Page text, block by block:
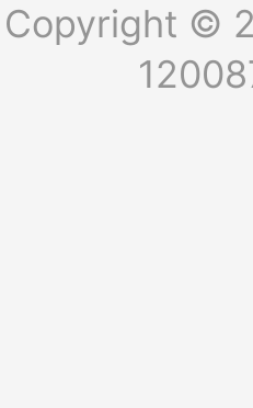
Copyright ©